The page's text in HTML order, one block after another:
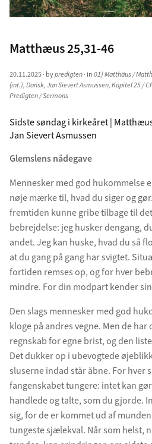
Matthæus 25,31-46
20.11.2025· bypredigten· in01) Matthäus /
(int.),Dansk,Jan Sievert Asmussen,Kapitel 25 /
Predigten / Sermons
Sidste søndag i kirkeåret |
Jan Sievert Asmussen
Glemslens nådegave
Mennesker med god hukommelse
nøje mærke til, hvad du siger og
fremtiden kunne gribe tilbage til
bebrejdelse: jeg husker dengang,
andet. Jeg kan huske, hvad du så
at du gang på gang har svigtet.
fortiden remses op, og for hver
mindre. For din modpart kender
Den slags mennesker med god
kloge på andres vegne. Men de har
regnskab for egne brist, og den
Det dukker op i ubevogtede
sluserne indad står åbne. For hver
fangenskabet tungere: intet kan
handlede og talte, som du gjorde.
sig, for de er kommet ud af
tungeste sjælekval. Når som helst,